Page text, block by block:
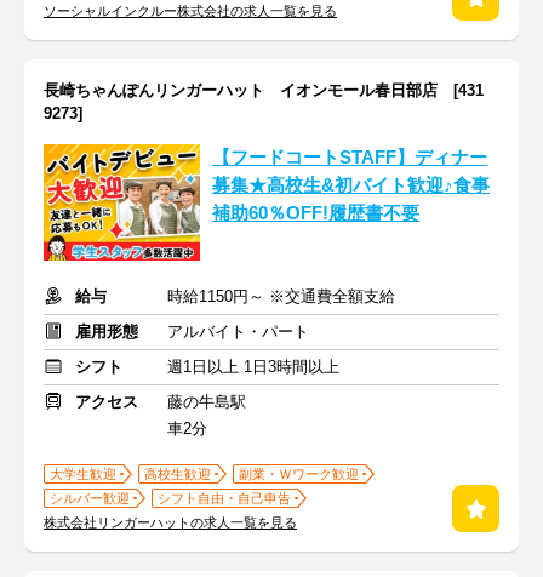
ソーシャルインクルー株式会社の求人一覧を見る
長崎ちゃんぽんリンガーハット イオンモール春日部店 [431
9273]
【フードコートSTAFF】ディナー
募集★高校生&初バイト歓迎♪食事
補助60％OFF!履歴書不要
給与
時給1150円～ ※交通費全額支給
雇用形態
アルバイト・パート
シフト
週1日以上 1日3時間以上
アクセス
藤の牛島駅
車2分
大学生歓迎 高校生歓迎
副業・Ｗワーク歓迎
シルバー歓迎
シフト自由・自己申告
株式会社リンガーハットの求人一覧を見る